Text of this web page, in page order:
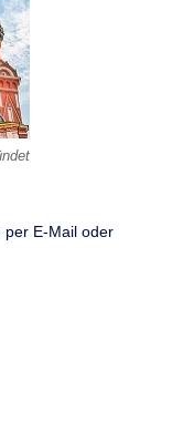
per E-Mail oder